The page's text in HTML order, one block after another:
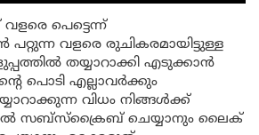
പെട്ടെന്ന്
പറ്റുന്ന വളരെ രുചികരമായിട്ടുള്ള
തയ്യാറാക്കി എടുക്കാൻ
പൊടി എല്ലാവർക്കും
വിധം നിങ്ങൾക്ക്
സബ്സ്ക്രൈബ് ചെയ്യാനും ലൈക്